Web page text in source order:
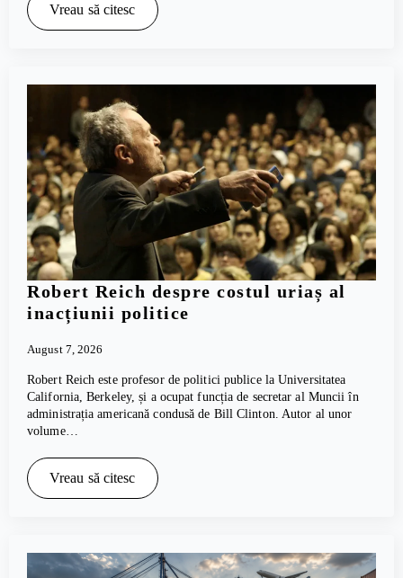
Vreau să citesc
Robert Reich despre costul uriaș al
inacțiunii politice
August 7, 2026
Robert Reich este profesor de politici publice la Universitatea
California, Berkeley, și a ocupat funcția de secretar al Muncii în
administrația americană condusă de Bill Clinton. Autor al unor
volume…
Vreau să citesc